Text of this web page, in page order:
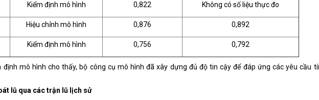
Kiểm định mô hình 0,822 Không có số liệu thực đo
Hiệu chỉnh mô hình 0,876 0,892
Kiểm định mô hình 0,756 0,792
định mô hình cho thấy, bộ công cụ mô hình đã xây dựng đủ độ tin cậy để đáp ứng các yêu cầu
lũ qua các trận lũ lịch sử